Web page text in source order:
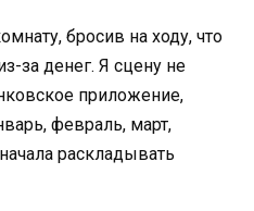
бросив на ходу, что
за денег. Я сцену не
приложение,
февраль, март,
раскладывать